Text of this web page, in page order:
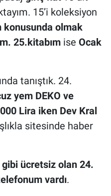
15’i koleksiyon
konusunda olmak
25.kitabımise Ocak
tanıştık. 24.
yem DEKO ve
Lira iken Dev Kral
sitesinde haber
ücretsiz olan 24.
vardı.